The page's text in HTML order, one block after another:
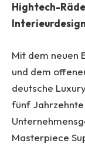
Hightech-
Interieurdesign
Mit dem neuen
und dem
deutsche
fünf
Masterpiece